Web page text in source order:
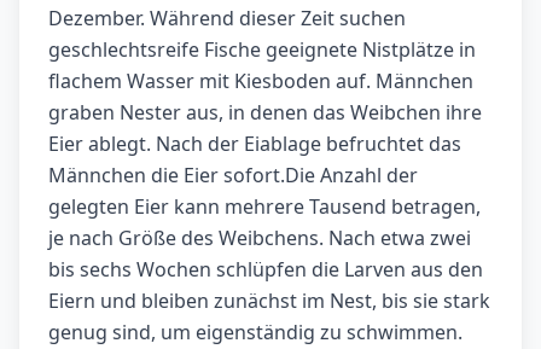
Dezember. Während dieser Zeit suchen
geschlechtsreife Fische geeignete Nistplätze in
flachem Wasser mit Kiesboden auf. Männchen
graben Nester aus, in denen das Weibchen ihre
Eier ablegt. Nach der Eiablage befruchtet das
Männchen die Eier sofort.Die Anzahl der
gelegten Eier kann mehrere Tausend betragen,
je nach Größe des Weibchens. Nach etwa zwei
bis sechs Wochen schlüpfen die Larven aus den
Eiern und bleiben zunächst im Nest, bis sie stark
genug sind, um eigenständig zu schwimmen.